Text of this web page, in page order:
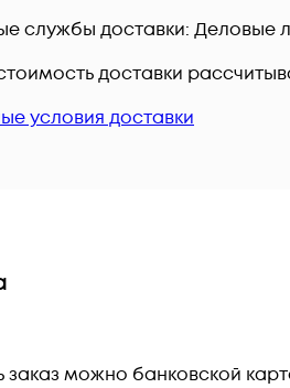
службы доставки: Деловые
доставки
условия доставки
заказ можно банковской